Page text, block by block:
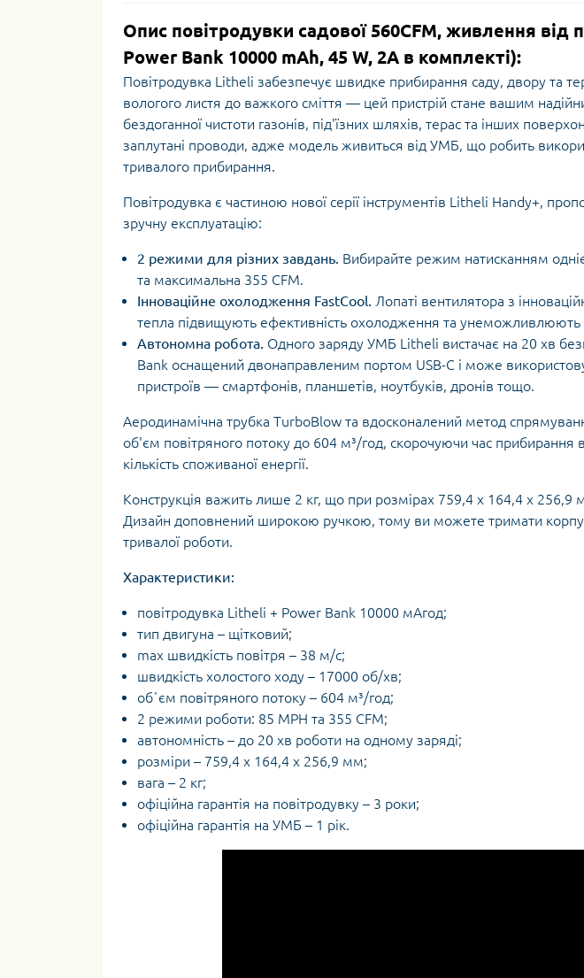
Опис повітродувки садової 560CFM, живлення
Power Bank 10000 mAh, 45 W, 2А в комплекті):
Повітродувка Litheli забезпечує швидке прибирання саду, двору та
вологого листя до важкого сміття — цей пристрій стане вашим
бездоганної чистоти газонів, під'їзних шляхів, терас та інших
заплутані проводи, адже модель живиться від УМБ, що робить
тривалого прибирання.
Повітродувка є частиною нової серії інструментів Litheli Handy+,
зручну експлуатацію:
2 режими для різних завдань. Вибирайте режим натисканням
та максимальна 355 CFM.
Інноваційне охолодження FastCool. Лопаті вентилятора з
тепла підвищують ефективність охолодження та унеможливлюють
Автономна робота. Одного заряду УМБ Litheli вистачає на 20 хв
Bank оснащений двонаправленим портом USB-C і може
пристроїв — смартфонів, планшетів, ноутбуків, дронів тощо.
Аеродинамічна трубка TurboBlow та вдосконалений метод
об'єм повітряного потоку до 604 м³/год, скорочуючи час прибирання
кількість споживаної енергії.
Конструкція важить лише 2 кг, що при розмірах 759,4 х 164,4 х 256,9
Дизайн доповнений широкою ручкою, тому ви можете тримати
тривалої роботи.
Характеристики:
повітродувка Litheli + Power Bank 10000 мАгод;
тип двигуна – щітковий;
max швидкість повітря – 38 м/с;
швидкість холостого ходу – 17000 об/хв;
обʼєм повітряного потоку – 604 м³/год;
2 режими роботи: 85 MPH та 355 CFM;
автономність – до 20 хв роботи на одному заряді;
розміри – 759,4 х 164,4 х 256,9 мм;
вага – 2 кг;
офіційна гарантія на повітродувку – 3 роки;
офіційна гарантія на УМБ – 1 рік.